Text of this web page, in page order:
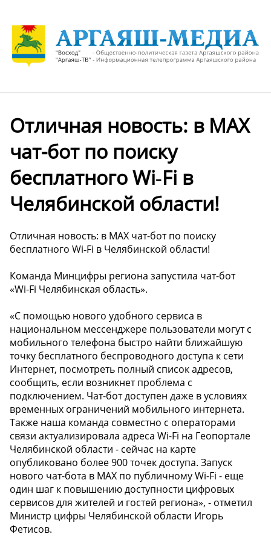
Отличная новость: в МАХ
чат-бот по поиску
бесплатного Wi‑Fi в
Челябинской области!
Отличная новость: в МАХ чат-бот по поиску
бесплатного Wi‑Fi в Челябинской области!
Команда Минцифры региона запустила чат-бот
«Wi-Fi Челябинская область».
«С помощью нового удобного сервиса в
национальном мессенджере пользователи могут с
мобильного телефона быстро найти ближайшую
точку бесплатного беспроводного доступа к сети
Интернет, посмотреть полный список адресов,
сообщить, если возникнет проблема с
подключением. Чат-бот доступен даже в условиях
временных ограничений мобильного интернета.
Также наша команда совместно с операторами
связи актуализировала адреса Wi-Fi на Геопортале
Челябинской области - сейчас на карте
опубликовано более 900 точек доступа. Запуск
нового чат-бота в МАХ по публичному Wi-Fi - еще
один шаг к повышению доступности цифровых
сервисов для жителей и гостей региона», - отметил
Министр цифры Челябинской области Игорь
Фетисов.